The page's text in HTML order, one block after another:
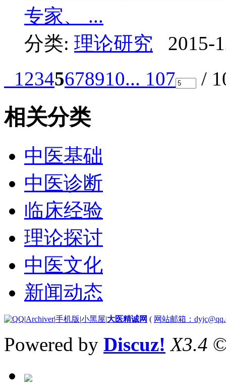
专家、 ...
分类: 理论研究
2015-
12345678910... 107 /
相关分类
中医基础
中医诊断
临床经验
理论探讨
中医文化
新闻动态
|Archiver|手机版|小黑屋|大医精诚网 ( 网站邮箱：
Powered by Discuz! X3.4